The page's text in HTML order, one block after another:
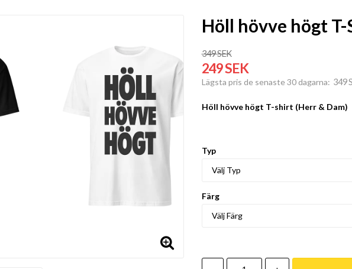
Höll hövve högt
349 SEK
249 SEK
Lägsta pris de senaste 30 dagarna 349
Höll hövve högt T-shirt (Herr & Dam)
Typ
Färg